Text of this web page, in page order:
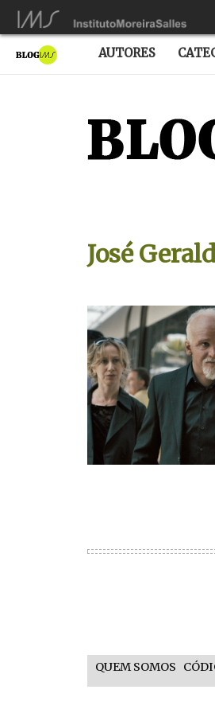
AUTORES
José
QUEM SOMOS